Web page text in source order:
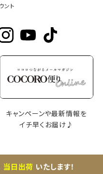
ント
キャンペーンや最新情報を
イチ早くお届け♪
当日出荷 いたします！